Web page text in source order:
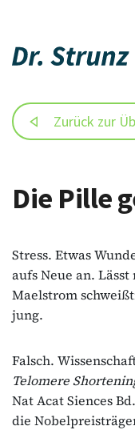
Zurück zur
Die Pille
Stress. Etwas
aufs Neue an.
Maelstrom
jung.
Falsch.
Telomere
Nat Acat Siences
die